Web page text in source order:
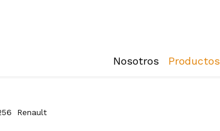
Nosotros Productos
Renault